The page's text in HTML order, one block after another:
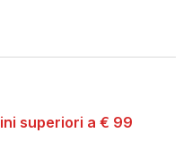
superiori a € 99